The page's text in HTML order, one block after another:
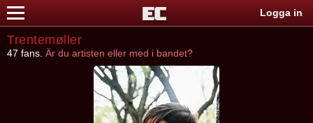
Logga in
Trentemøller
47 fans. Är du artisten eller med i bandet?